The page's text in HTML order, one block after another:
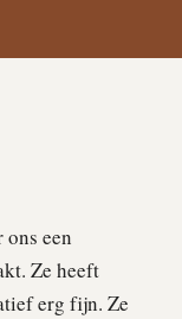
een
Ze heeft
erg fijn. Ze